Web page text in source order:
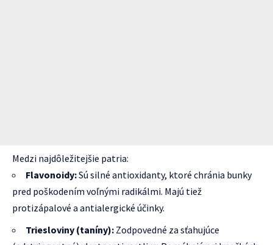
Medzi najdôležitejšie patria:
Flavonoidy:Sú silné antioxidanty, ktoré chránia bunky
pred poškodením voľnými radikálmi. Majú tiež
protizápalové a antialergické účinky.
Triesloviny (taníny): Zodpovedné za sťahujúce